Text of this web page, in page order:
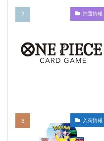
抽選情報
入荷情報